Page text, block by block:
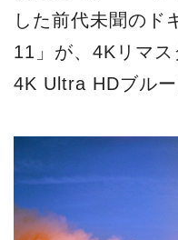
した前代未聞のド
11」が、4Kリマ
4K Ultra HDブルー